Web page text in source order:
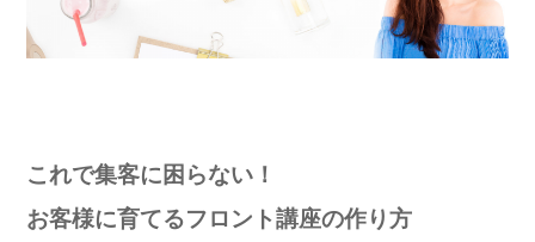
これで集客に困らない！
お客様に育てるフロント講座の作り方